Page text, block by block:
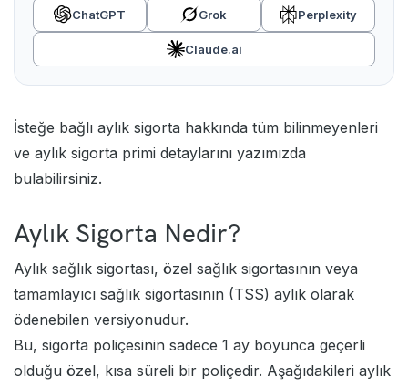
ChatGPT Grok Perplexity
Claude.ai
İsteğe bağlı aylık sigorta hakkında tüm bilinmeyenleri
ve aylık sigorta primi detaylarını yazımızda
bulabilirsiniz.
Aylık Sigorta Nedir?
Aylık sağlık sigortası, özel sağlık sigortasının veya
tamamlayıcı sağlık sigortasının (TSS) aylık olarak
ödenebilen versiyonudur.
Bu, sigorta poliçesinin sadece 1 ay boyunca geçerli
olduğu özel, kısa süreli bir poliçedir. Aşağıdakileri aylık